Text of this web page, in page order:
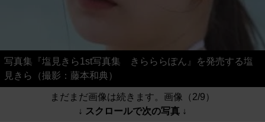
写真集『塩見きら1st写真集 きらららぽん』を発売する塩
見きら（撮影：藤本和典）
まだまだ画像は続きます。画像（2/9）
↓ スクロールで次の写真 ↓